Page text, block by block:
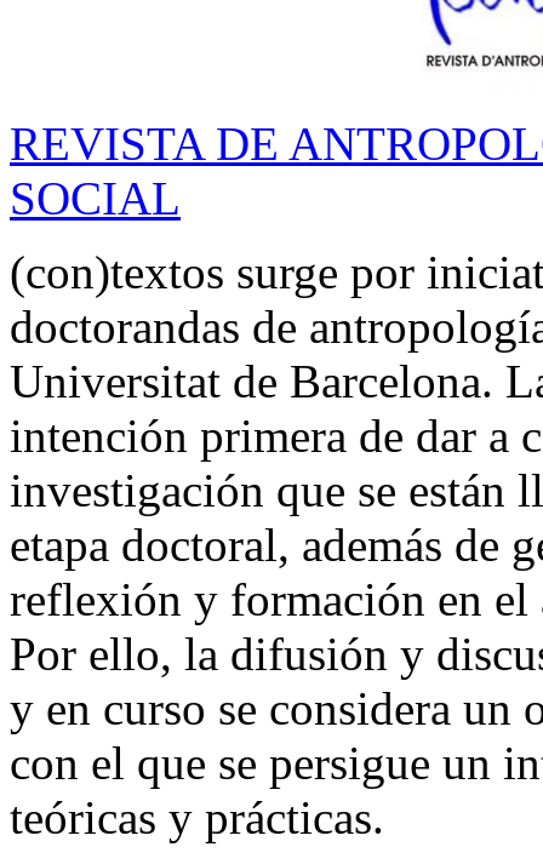
REVISTA DE
SOCIAL
(con)textos surge por
doctorandas de
Universitat de Barcelona.
intención primera de dar a
investigación que se están
etapa doctoral, además de
reflexión y formación en
Por ello, la difusión y
y en curso se considera
con el que se persigue un
teóricas y prácticas.